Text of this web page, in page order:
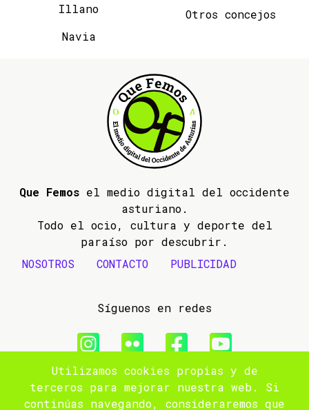
Illano
Navia
Otros concejos
Que Femos el medio digital del occidente
asturiano.
Todo el ocio, cultura y deporte del
paraíso por descubrir.
NOSOTROS
CONTACTO PUBLICIDAD
Síguenos en redes
© 2009- 2026 Que Femos
Utilizamos cookies propias y de
terceros para mejorar nuestra web. Si
continúas navegando, consideraremos que